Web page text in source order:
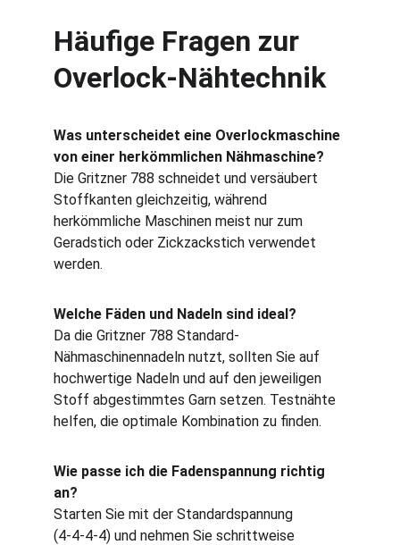
Häufige Fragen zur
Overlock-Nähtechnik
Was unterscheidet eine Overlockmaschine
von einer herkömmlichen Nähmaschine?
Die Gritzner 788 schneidet und versäubert
Stoffkanten gleichzeitig, während
herkömmliche Maschinen meist nur zum
Geradstich oder Zickzackstich verwendet
werden.
Welche Fäden und Nadeln sind ideal?
Da die Gritzner 788 Standard-
Nähmaschinennadeln nutzt, sollten Sie auf
hochwertige Nadeln und auf den jeweiligen
Stoff abgestimmtes Garn setzen. Testnähte
helfen, die optimale Kombination zu finden.
Wie passe ich die Fadenspannung richtig
an?
Starten Sie mit der Standardspannung
(4‑4‑4‑4) und nehmen Sie schrittweise